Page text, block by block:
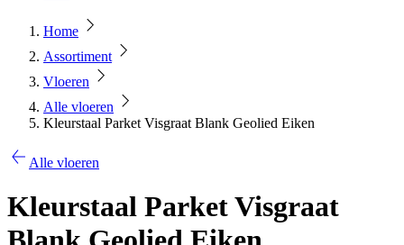
Home
Assortiment
Vloeren
Alle vloeren
Kleurstaal Parket Visgraat Blank Geolied Eiken
Alle vloeren
Kleurstaal Parket Visgraat